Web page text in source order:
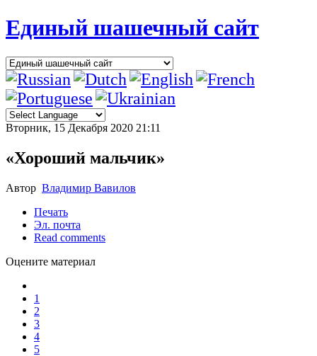
Единый шашечный сайт
Вторник, 15 Декабря 2020 21:11
«Хороший мальчик»
Автор Владимир Вавилов
Печать
Эл. почта
Read comments
Оцените материал
1
2
3
4
5